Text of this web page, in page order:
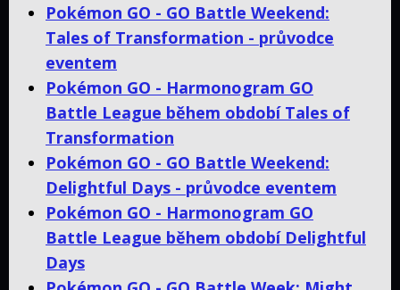
Pokémon GO - GO Battle Weekend:
Tales of Transformation - průvodce
eventem
Pokémon GO - Harmonogram GO
Battle League během období Tales of
Transformation
Pokémon GO - GO Battle Weekend:
Delightful Days - průvodce eventem
Pokémon GO - Harmonogram GO
Battle League během období Delightful
Days